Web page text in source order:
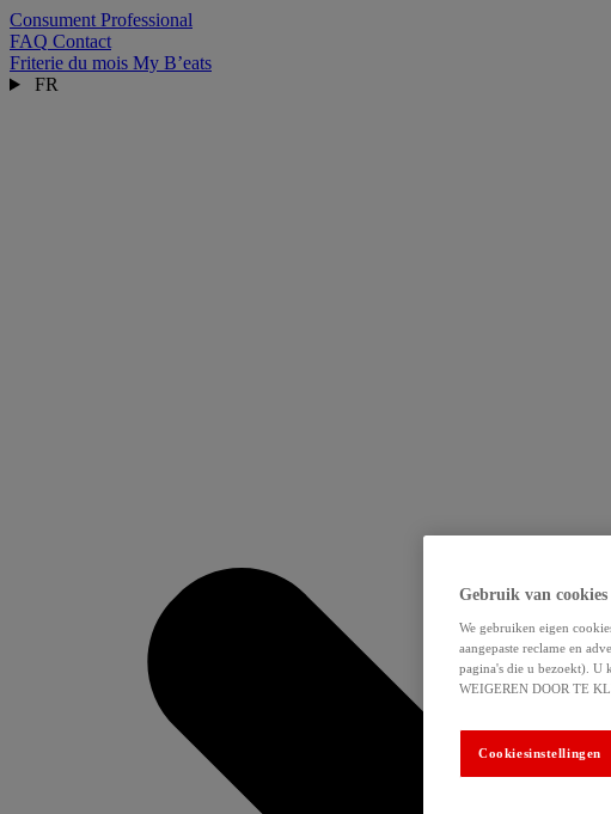
Consument Professional
FAQ Contact
Friterie du mois My B’eats
FR
Gebruik van cookies
We gebruiken eigen
aangepaste reclame en
pagina's die u bezoekt). U
WEIGEREN DOOR TE
Cookiesinstellingen